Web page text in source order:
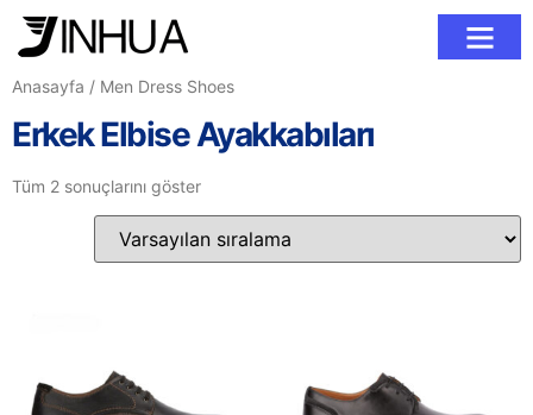
Anasayfa / Men Dress Shoes
Erkek Elbise Ayakkabıları
Tüm 2 sonuçlarını göster